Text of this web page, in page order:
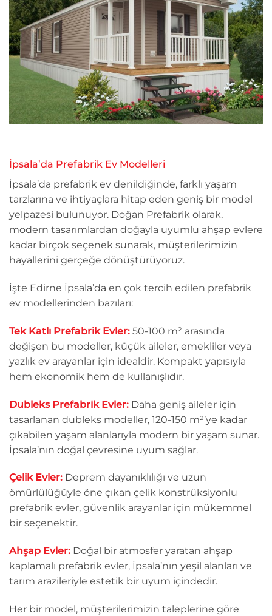
İpsala’da Prefabrik Ev Modelleri
İpsala’da prefabrik ev denildiğinde, farklı yaşam
tarzlarına ve ihtiyaçlara hitap eden geniş bir model
yelpazesi bulunuyor. Doğan Prefabrik olarak,
modern tasarımlardan doğayla uyumlu ahşap evlere
kadar birçok seçenek sunarak, müşterilerimizin
hayallerini gerçeğe dönüştürüyoruz.
İşte Edirne İpsala’da en çok tercih edilen prefabrik
ev modellerinden bazıları:
Tek Katlı Prefabrik Evler: 50-100 m² arasında
değişen bu modeller, küçük aileler, emekliler veya
yazlık ev arayanlar için idealdir. Kompakt yapısıyla
hem ekonomik hem de kullanışlıdır.
Dubleks Prefabrik Evler: Daha geniş aileler için
tasarlanan dubleks modeller, 120-150 m²’ye kadar
çıkabilen yaşam alanlarıyla modern bir yaşam sunar.
İpsala’nın doğal çevresine uyum sağlar.
Çelik Evler: Deprem dayanıklılığı ve uzun
ömürlülüğüyle öne çıkan çelik konstrüksiyonlu
prefabrik evler, güvenlik arayanlar için mükemmel
bir seçenektir.
Ahşap Evler: Doğal bir atmosfer yaratan ahşap
kaplamalı prefabrik evler, İpsala’nın yeşil alanları ve
tarım arazileriyle estetik bir uyum içindedir.
Her bir model, müşterilerimizin taleplerine göre